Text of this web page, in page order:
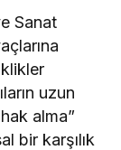
Sanat
uzun
alma”
bir karşılık